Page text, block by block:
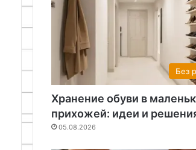
Без
Хранение обуви в
прихожей: идеи и
05.08.2026